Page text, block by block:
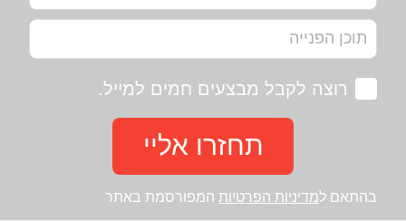
רוצה לקבל מבצעים חמים למייל.
תחזרו אליי
בהתאם למדיניות הפרטיות המפורסמת באתר